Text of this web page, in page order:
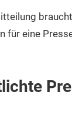
für eine